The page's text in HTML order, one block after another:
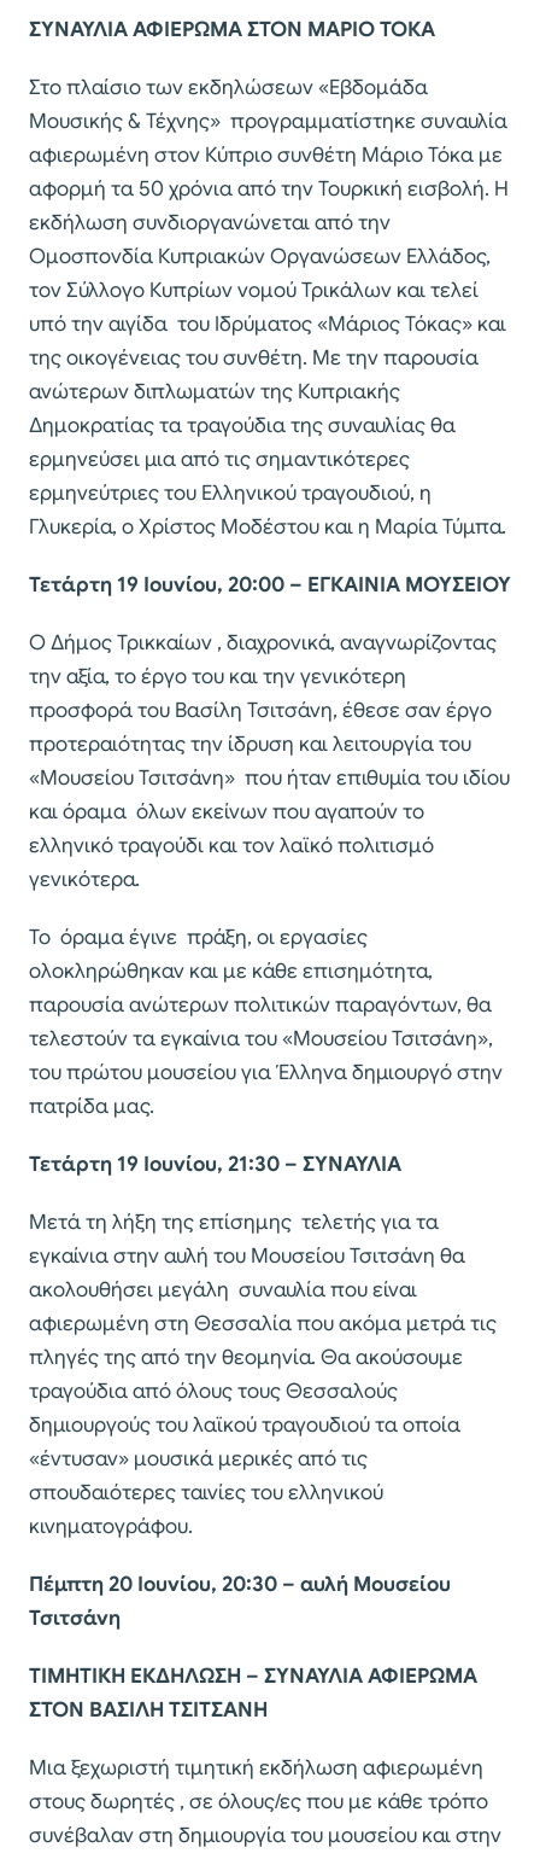
ΣΥΝΑΥΛΙΑ ΑΦΙΕΡΩΜΑ ΣΤΟΝ ΜΑΡΙΟ ΤΟΚΑ
Στο πλαίσιο των εκδηλώσεων «Εβδομάδα
Μουσικής & Τέχνης» προγραμματίστηκε συναυλία
αφιερωμένη στον Κύπριο συνθέτη Μάριο Τόκα με
αφορμή τα 50 χρόνια από την Τουρκική εισβολή. Η
εκδήλωση συνδιοργανώνεται από την
Ομοσπονδία Κυπριακών Οργανώσεων Ελλάδος,
τον Σύλλογο Κυπρίων νομού Τρικάλων και τελεί
υπό την αιγίδα του Ιδρύματος «Μάριος Τόκας» και
της οικογένειας του συνθέτη. Με την παρουσία
ανώτερων διπλωματών της Κυπριακής
Δημοκρατίας τα τραγούδια της συναυλίας θα
ερμηνεύσει μια από τις σημαντικότερες
ερμηνεύτριες του Ελληνικού τραγουδιού, η
Γλυκερία, ο Χρίστος Μοδέστου και η Μαρία Τύμπα.
Τετάρτη 19 Ιουνίου, 20:00 – ΕΓΚΑΙΝΙΑ ΜΟΥΣΕΙΟΥ
Ο Δήμος Τρικκαίων , διαχρονικά, αναγνωρίζοντας
την αξία, το έργο του και την γενικότερη
προσφορά του Βασίλη Τσιτσάνη, έθεσε σαν έργο
προτεραιότητας την ίδρυση και λειτουργία του
«Μουσείου Τσιτσάνη» που ήταν επιθυμία του ιδίου
και όραμα όλων εκείνων που αγαπούν το
ελληνικό τραγούδι και τον λαϊκό πολιτισμό
γενικότερα.
Το όραμα έγινε πράξη, οι εργασίες
ολοκληρώθηκαν και με κάθε επισημότητα,
παρουσία ανώτερων πολιτικών παραγόντων, θα
τελεστούν τα εγκαίνια του «Μουσείου Τσιτσάνη»,
του πρώτου μουσείου για Έλληνα δημιουργό στην
πατρίδα μας.
Τετάρτη 19 Ιουνίου, 21:30 – ΣΥΝΑΥΛΙΑ
Μετά τη λήξη της επίσημης τελετής για τα
εγκαίνια στην αυλή του Μουσείου Τσιτσάνη θα
ακολουθήσει μεγάλη συναυλία που είναι
αφιερωμένη στη Θεσσαλία που ακόμα μετρά τις
πληγές της από την θεομηνία. Θα ακούσουμε
τραγούδια από όλους τους Θεσσαλούς
δημιουργούς του λαϊκού τραγουδιού τα οποία
«έντυσαν» μουσικά μερικές από τις
σπουδαιότερες ταινίες του ελληνικού
κινηματογράφου.
Πέμπτη 20 Ιουνίου, 20:30 – αυλή Μουσείου
Τσιτσάνη
ΤΙΜΗΤΙΚΗ ΕΚΔΗΛΩΣΗ – ΣΥΝΑΥΛΙΑ ΑΦΙΕΡΩΜΑ
ΣΤΟΝ ΒΑΣΙΛΗ ΤΣΙΤΣΑΝΗ
Μια ξεχωριστή τιμητική εκδήλωση αφιερωμένη
στους δωρητές , σε όλους/ες που με κάθε τρόπο
συνέβαλαν στη δημιουργία του μουσείου και στην